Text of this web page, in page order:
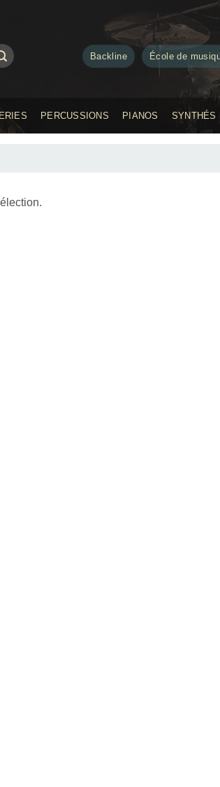
Backline École de
PERCUSSIONS PIANOS SYNTHÉS